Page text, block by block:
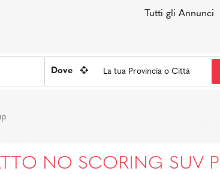
Tutti gli Annunci
Dove
NO SCORING SUV